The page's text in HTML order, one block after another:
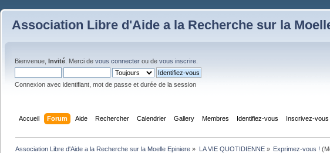
Association Libre d'Aide a la Recherche sur la
Bienvenue, Invité . Merci de vous connecter ou de vous inscrire
Connexion avec identifiant, mot de passe et durée de la session
Accueil Forum Aide Rechercher Calendrier Gallery Membres Identifiez-vous Inscrivez-vous
Association Libre d'Aide a la Recherche sur la Moelle Epiniere » LA VIE QUOTIDIENNE» Exprimez-vous !